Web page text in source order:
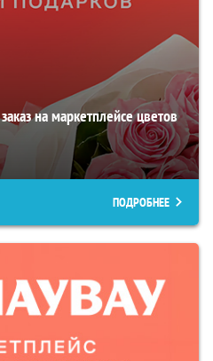
на маркетплейсе цветов
ПОДРОБНЕЕ